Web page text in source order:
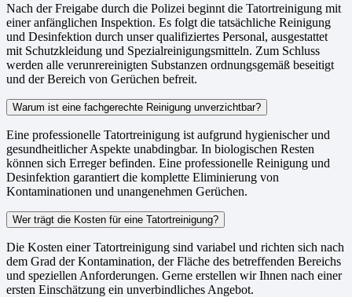
Nach der Freigabe durch die Polizei beginnt die Tatortreinigung mit
einer anfänglichen Inspektion. Es folgt die tatsächliche Reinigung
und Desinfektion durch unser qualifiziertes Personal, ausgestattet
mit Schutzkleidung und Spezialreinigungsmitteln. Zum Schluss
werden alle verunrereinigten Substanzen ordnungsgemäß beseitigt
und der Bereich von Gerüchen befreit.
Warum ist eine fachgerechte Reinigung unverzichtbar?
Eine professionelle Tatortreinigung ist aufgrund hygienischer und
gesundheitlicher Aspekte unabdingbar. In biologischen Resten
können sich Erreger befinden. Eine professionelle Reinigung und
Desinfektion garantiert die komplette Eliminierung von
Kontaminationen und unangenehmen Gerüchen.
Wer trägt die Kosten für eine Tatortreinigung?
Die Kosten einer Tatortreinigung sind variabel und richten sich nach
dem Grad der Kontamination, der Fläche des betreffenden Bereichs
und speziellen Anforderungen. Gerne erstellen wir Ihnen nach einer
ersten Einschätzung ein unverbindliches Angebot.